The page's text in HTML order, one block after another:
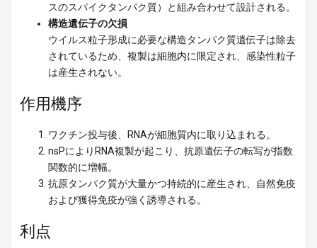
スのスパイクタンパク質）と組み合わせて設計される。
構造遺伝子の欠損
ウイルス粒子形成に必要な構造タンパク質遺伝子は除去
されているため、複製は細胞内に限定され、感染性粒子
は産生されない。
作用機序
ワクチン投与後、RNAが細胞質内に取り込まれる。
nsPによりRNA複製が起こり、抗原遺伝子の転写が指数
関数的に増幅。
抗原タンパク質が大量かつ持続的に産生され、自然免疫
および獲得免疫が強く誘導される。
利点